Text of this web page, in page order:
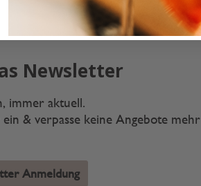
Newsletter
immer aktuell.
& verpasse keine Angebote mehr
Anmeldung